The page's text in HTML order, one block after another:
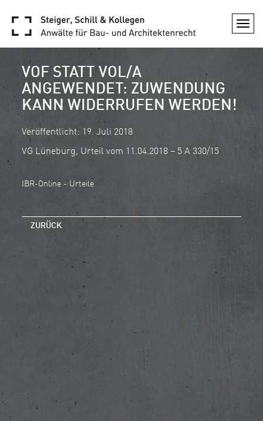
VOF STATT VOL/A
ANGEWENDET: ZUWENDUNG
KANN WIDERRUFEN WERDEN!
Veröffentlicht: 19. Juli 2018
VG Lüneburg, Urteil vom 11.04.2018 – 5 A 330/15
IBR-Online - Urteile
ZURÜCK